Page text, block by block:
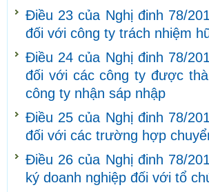
Điều 23 của Nghị đinh 78/
đối với công ty trách nhiệm
Điều 24 của Nghị đinh 78/
đối với các công ty được
công ty nhận sáp nhập
Điều 25 của Nghị đinh 78/
đối với các trường hợp
Điều 26 của Nghị đinh 78/
ký doanh nghiệp đối với tổ